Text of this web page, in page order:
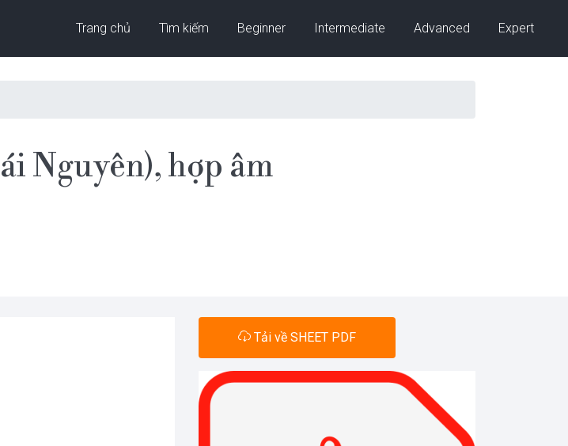
Trang chủ Tìm kiếm Beginner Intermediate Advanced Expert
Nguyên), hợp âm
Tải về SHEET PDF